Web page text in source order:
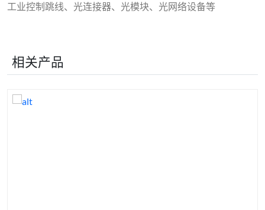
工业控制跳线、光连接器、光模块、光网络设备等
相关产品